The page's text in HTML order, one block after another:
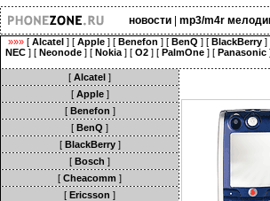
новости| mp3/m4r
»»» [ Alcatel ] [ Apple ] [ Benefon ] [ BenQ ] [ BlackBerry ]
NEC ] [ Neonode ] [ Nokia ] [ O2 ] [ PalmOne ] [ Panasonic
[ Alcatel ]
[ Apple]
[ Benefon ]
[ BenQ ]
[ BlackBerry]
[ Bosch ]
[ Cheacomm ]
[ Ericsson ]